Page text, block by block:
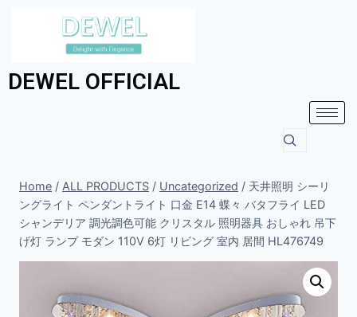
DEWEL OFFICIAL
Home / ALL PRODUCTS / Uncategorized / 天井照明 シーリ
ングライト ペンダントライト 口金 E14 蝶々 バタフライ LED
シャンデリア 調光調色可能 クリスタル 照明器具 おしゃれ 吊下
げ灯 ランプ モダン 110V 6灯 リビング 室内 居間 HL476749